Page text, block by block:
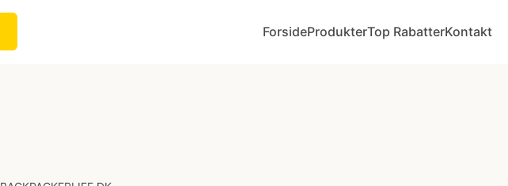
ForsideProdukterTop RabatterKontakt